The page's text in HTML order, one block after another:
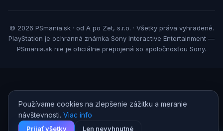
Používame cookies na zlepšenie zážitku a meranie
návštevnosti. Viac info
Prijať všetky Len nevyhnutné
© 2026 PSmania.sk · od A po Zet, s.r.o. · Všetky práva vyhradené.
PlayStation je ochranná známka Sony Interactive Entertainment —
PSmania.sk nie je oficiálne prepojená so spoločnosťou Sony.